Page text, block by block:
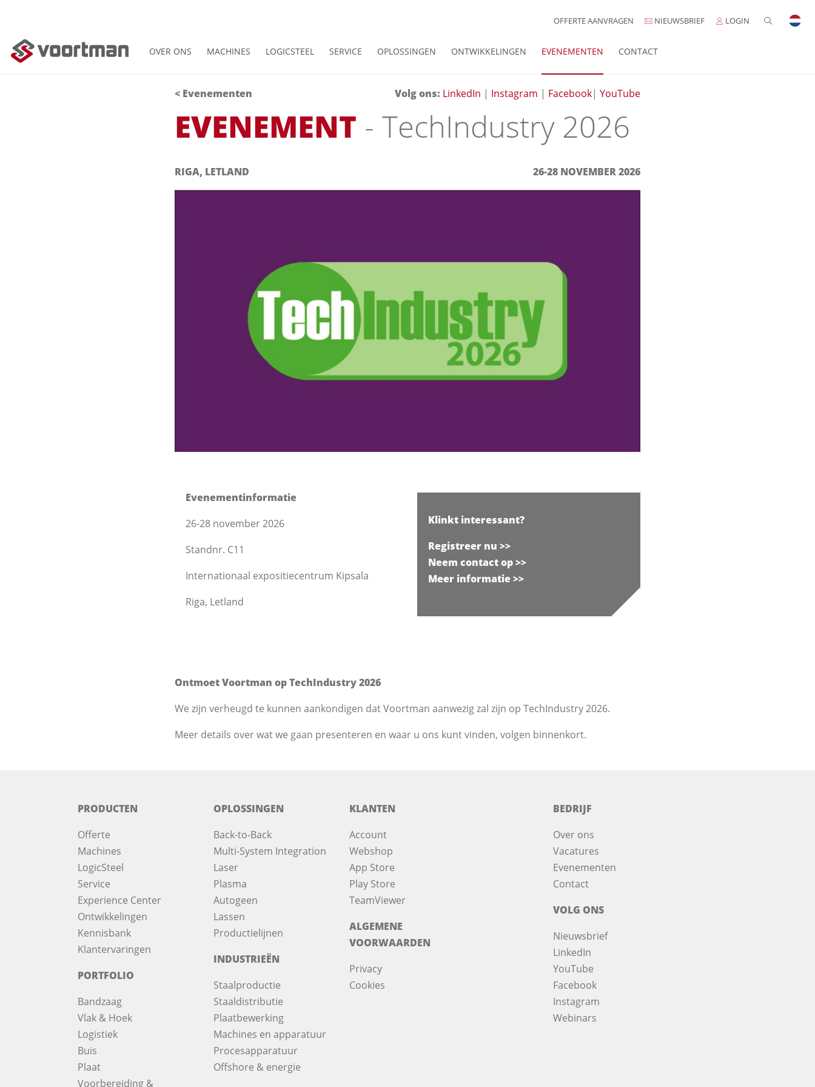
OFFERTE AANVRAGEN NIEUWSBRIEF LOGIN
OVER ONS MACHINES LOGICSTEEL SERVICE OPLOSSINGEN ONTWIKKELINGEN EVENEMENTEN CONTACT
< Evenementen Volg ons: LinkedIn | Instagram | Facebook| YouTube
EVENEMENT - TechIndustry 2026
RIGA, LETLAND 26-28 NOVEMBER 2026
Evenementinformatie
26-28 november 2026
Standnr. C11
Internationaal expositiecentrum Kipsala
Riga, Letland
Klinkt interessant?
Registreer nu >>
Neem contact op >>
Meer informatie >>
Ontmoet Voortman op TechIndustry 2026
We zijn verheugd te kunnen aankondigen dat Voortman aanwezig zal zijn op TechIndustry 2026.
Meer details over wat we gaan presenteren en waar u ons kunt vinden, volgen binnenkort.
PRODUCTEN
Offerte
Machines
LogicSteel
Service
Experience Center
Ontwikkelingen
Kennisbank
Klantervaringen
PORTFOLIO
Bandzaag
Vlak & Hoek
Logistiek
Buis
Plaat
Voorbereiding &
OPLOSSINGEN
Back-to-Back
Multi-System Integration
Laser
Plasma
Autogeen
Lassen
Productielijnen
INDUSTRIEËN
Staalproductie
Staaldistributie
Plaatbewerking
Machines en apparatuur
Procesapparatuur
Offshore & energie
KLANTEN
Account
Webshop
App Store
Play Store
TeamViewer
ALGEMENE
VOORWAARDEN
Privacy
Cookies
BEDRIJF
Over ons
Vacatures
Evenementen
Contact
VOLG ONS
Nieuwsbrief
LinkedIn
YouTube
Facebook
Instagram
Webinars